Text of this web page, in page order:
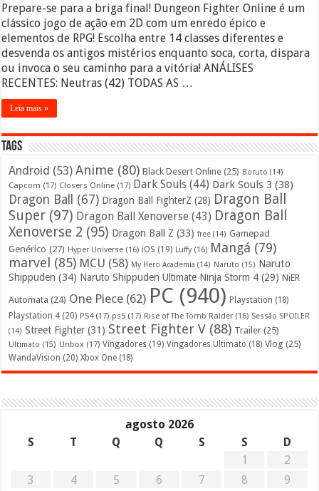
Prepare-se para a briga final! Dungeon Fighter Online é um
clássico jogo de ação em 2D com um enredo épico e
elementos de RPG! Escolha entre 14 classes diferentes e
desvenda os antigos mistérios enquanto soca, corta, dispara
ou invoca o seu caminho para a vitória! ANÁLISES
RECENTES: Neutras (42) TODAS AS …
Leia mais »
Tags
Android (53) Anime (80) Black Desert Online (25) Boruto (14)
Capcom (17) Closers Online (17) Dark Souls (44) Dark Souls 3 (38)
Dragon Ball (67) Dragon Ball FighterZ (28) Dragon Ball
Super (97) Dragon Ball Xenoverse (43) Dragon Ball
Xenoverse 2 (95) Dragon Ball Z (33) free (14) Gamepad
Genérico (27) Hyper Universe (16) iOS (19) Luffy(16) Mangá (79)
marvel (85) MCU (58) My Hero Academia (14) Naruto (15) Naruto
Shippuden (34) Naruto Shippuden Ultimate Ninja Storm 4 (29) NiER
Automata (24) One Piece (62) PC (940) Playstation (18)
Playstation 4 (20) PS4(17) ps5 (17) Rise of The Tomb Raider (16) Sessão SPOILER
(14) Street Fighter (31) Street Fighter V (88) Trailer (25)
Ultimato (15) Unbox (17) Vingadores (19) Vingadores Ultimato (18) Vlog (25)
WandaVision (20) Xbox One (18)
agosto 2026
S
T Q Q S S
D
1
2
3
4 5 6 7 8
9